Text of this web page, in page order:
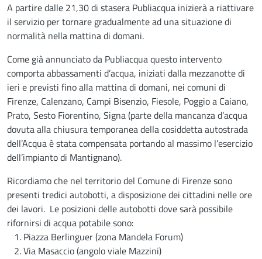
A partire dalle 21,30 di stasera Publiacqua inizierà a riattivare
il servizio per tornare gradualmente ad una situazione di
normalità nella mattina di domani.
Come già annunciato da Publiacqua questo intervento
comporta abbassamenti d’acqua, iniziati dalla mezzanotte di
ieri e previsti fino alla mattina di domani, nei comuni di
Firenze, Calenzano, Campi Bisenzio, Fiesole, Poggio a Caiano,
Prato, Sesto Fiorentino, Signa (parte della mancanza d’acqua
dovuta alla chiusura temporanea della cosiddetta autostrada
dell’Acqua è stata compensata portando al massimo l’esercizio
dell’impianto di Mantignano).
Ricordiamo che nel territorio del Comune di Firenze sono
presenti tredici autobotti, a disposizione dei cittadini nelle ore
dei lavori. Le posizioni delle autobotti dove sarà possibile
rifornirsi di acqua potabile sono:
1. Piazza Berlinguer (zona Mandela Forum)
2. Via Masaccio (angolo viale Mazzini)